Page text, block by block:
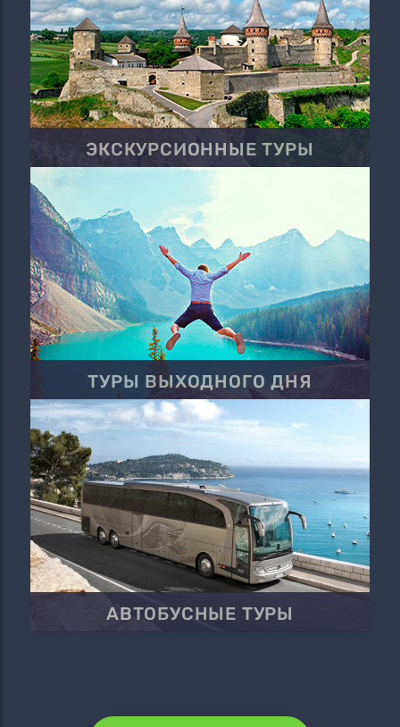
ЭКСКУРСИОННЫЕ ТУРЫ
ТУРЫ ВЫХОДНОГО ДНЯ
АВТОБУСНЫЕ ТУРЫ